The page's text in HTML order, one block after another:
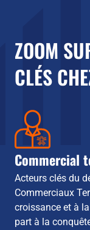
ZOOM
CLÉS
Commercial
Acteurs clés du
Commerciaux
croissance et à
part à la